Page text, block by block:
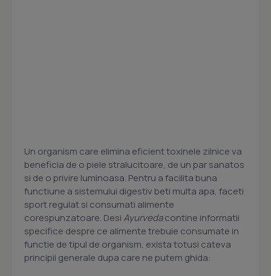
Un organism care elimina eficient toxinele zilnice va
beneficia de o piele stralucitoare, de un par sanatos
si de o privire luminoasa. Pentru a facilita buna
functiune a sistemului digestiv beti multa apa, faceti
sport regulat si consumati alimente
corespunzatoare. DesiAyurvedacontine informatii
specifice despre ce alimente trebuie consumate in
functie de tipul de organism, exista totusi cateva
principii generale dupa care ne putem ghida: